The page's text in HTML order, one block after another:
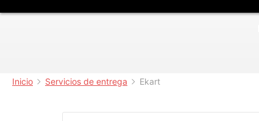
Inicio Servicios de entrega Ekart